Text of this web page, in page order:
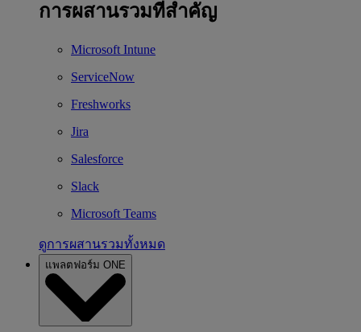
การผสานรวมที่สำคัญ
Microsoft Intune
ServiceNow
Freshworks
Jira
Salesforce
Slack
Microsoft Teams
ดูการผสานรวมทั้งหมด
แพลตฟอร์ม ONE